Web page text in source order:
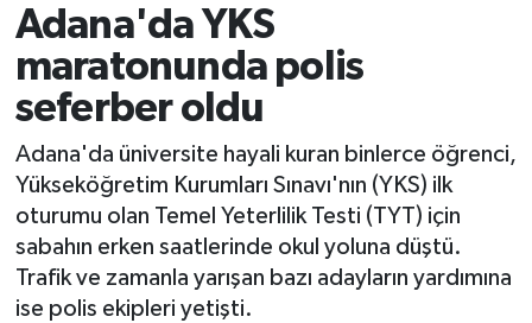
Adana'da YKS
maratonunda polis
seferber oldu
Adana'da üniversite hayali kuran binlerce öğrenci,
Yükseköğretim Kurumları Sınavı'nın (YKS) ilk
oturumu olan Temel Yeterlilik Testi (TYT) için
sabahın erken saatlerinde okul yoluna düştü.
Trafik ve zamanla yarışan bazı adayların yardımına
ise polis ekipleri yetişti.